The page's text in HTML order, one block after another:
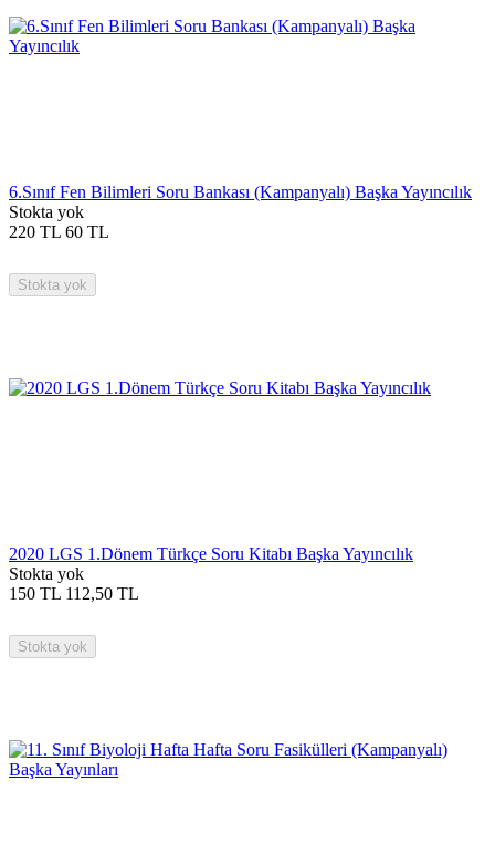
6.Sınıf Fen Bilimleri Soru Bankası (Kampanyalı) Başka Yayıncılık
Stokta yok
220 TL 60 TL
Stokta yok
2020 LGS 1.Dönem Türkçe Soru Kitabı Başka Yayıncılık
Stokta yok
150 TL 112,50 TL
Stokta yok